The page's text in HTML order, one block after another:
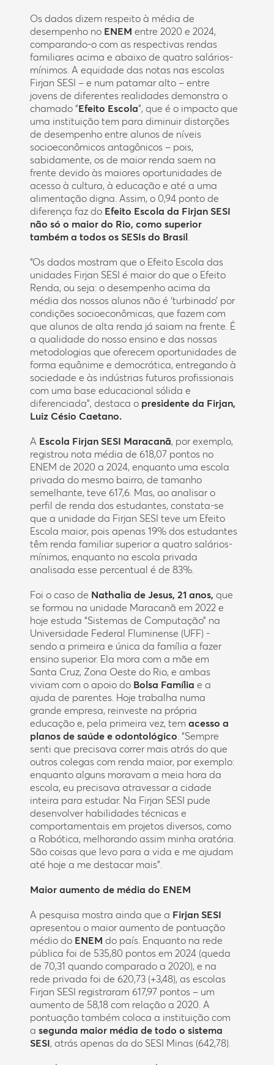
Os dados dizem respeito à média de
desempenho no ENEM entre 2020 e 2024,
comparando-o com as respectivas rendas
familiares acima e abaixo de quatro salários-
mínimos. A equidade das notas nas escolas
Firjan SESI – e num patamar alto – entre
jovens de diferentes realidades demonstra o
chamado “Efeito Escola”, que é o impacto que
uma instituição tem para diminuir distorções
de desempenho entre alunos de níveis
socioeconômicos antagônicos – pois,
sabidamente, os de maior renda saem na
frente devido às maiores oportunidades de
acesso à cultura, à educação e até a uma
alimentação digna. Assim, o 0,94 ponto de
diferença faz do Efeito Escola da Firjan SESI
não só o maior do Rio, como superior
também a todos os SESIs do Brasil
“Os dados mostram que o Efeito Escola das
unidades Firjan SESI é maior do que o Efeito
Renda, ou seja: o desempenho acima da
média dos nossos alunos não é ‘turbinado’ por
condições socioeconômicas, que fazem com
que alunos de alta renda já saiam na frente. É
a qualidade do nosso ensino e das nossas
metodologias que oferecem oportunidades de
forma equânime e democrática, entregando à
sociedade e às indústrias futuros profissionais
com uma base educacional sólida e
diferenciada”, destaca o presidente da Firjan,
Luiz Césio Caetano.
A Escola Firjan SESI Maracanã, por exemplo,
registrou nota média de 618,07 pontos no
ENEM de 2020 a 2024, enquanto uma escola
privada do mesmo bairro, de tamanho
semelhante, teve 617,6. Mas, ao analisar o
perfil de renda dos estudantes, constata-se
que a unidade da Firjan SESI teve um Efeito
Escola maior, pois apenas 19% dos estudantes
têm renda familiar superior a quatro salários-
mínimos, enquanto na escola privada
analisada esse percentual é de 83%.
Foi o caso de Nathalia de Jesus, 21 anos, que
se formou na unidade Maracanã em 2022 e
hoje estuda “Sistemas de Computação” na
Universidade Federal Fluminense (UFF) -
sendo a primeira e única da família a fazer
ensino superior. Ela mora com a mãe em
Santa Cruz, Zona Oeste do Rio, e ambas
viviam com o apoio do Bolsa Família e a
ajuda de parentes. Hoje trabalha numa
grande empresa, reinveste na própria
educação e, pela primeira vez, tem acesso a
planos de saúde e odontológico . “Sempre
senti que precisava correr mais atrás do que
outros colegas com renda maior, por exemplo:
enquanto alguns moravam a meia hora da
escola, eu precisava atravessar a cidade
inteira para estudar. Na Firjan SESI pude
desenvolver habilidades técnicas e
comportamentais em projetos diversos, como
a Robótica, melhorando assim minha oratória.
São coisas que levo para a vida e me ajudam
até hoje a me destacar mais”.
Maior aumento de média do ENEM
A pesquisa mostra ainda que a Firjan SESI
apresentou o maior aumento de pontuação
médio do ENEM do país. Enquanto na rede
pública foi de 535,80 pontos em 2024 (queda
de 70,31 quando comparado a 2020), e na
rede privada foi de 620,73 (+3,48), as escolas
Firjan SESI registraram 617,97 pontos – um
aumento de 58,18 com relação a 2020. A
pontuação também coloca a instituição com
a segunda maior média de todo o sistema
SESI, atrás apenas da do SESI Minas (642,78).